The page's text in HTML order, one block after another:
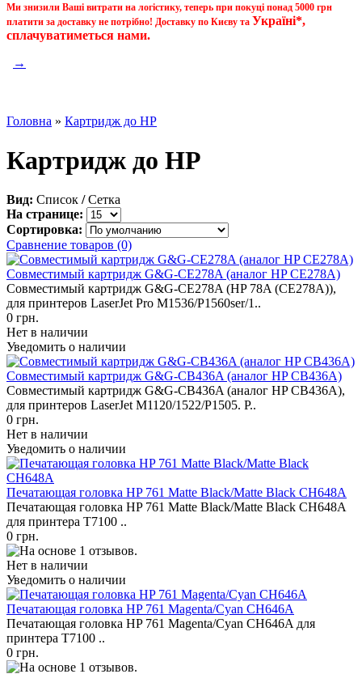
Ми знизили Ваші витрати на логістику, теперь при покуці понад 5000 грн
платити за доставку не потрібно! Доставку по Києву та Україні*,
сплачуватиметься нами.
→
Головна » Картридж до HP
Картридж до HP
Вид: Список / Сетка
На странице:
Сортировка:
Сравнение товаров (0)
Совместимый картридж G&G-CE278A (аналог HP CE278A)
Совместимый картридж G&G-CE278A (HP 78A (CE278A)),
для принтеров LaserJet Pro M1536/P1560ser/1..
0 грн.
Нет в наличии
Уведомить о наличии
Совместимый картридж G&G-CB436A (аналог HP CB436A)
Совместимый картридж G&G-CB436A (аналог HP CB436A),
для принтеров LaserJet M1120/1522/P1505. Р..
0 грн.
Нет в наличии
Уведомить о наличии
Печатающая головка HP 761 Matte Black/Matte Black CH648A
Печатающая головка HP 761 Matte Black/Matte Black CH648A
для принтера T7100 ..
0 грн.
Нет в наличии
Уведомить о наличии
Печатающая головка HP 761 Magenta/Cyan CH646A
Печатающая головка HP 761 Magenta/Cyan CH646A для
принтера T7100 ..
0 грн.